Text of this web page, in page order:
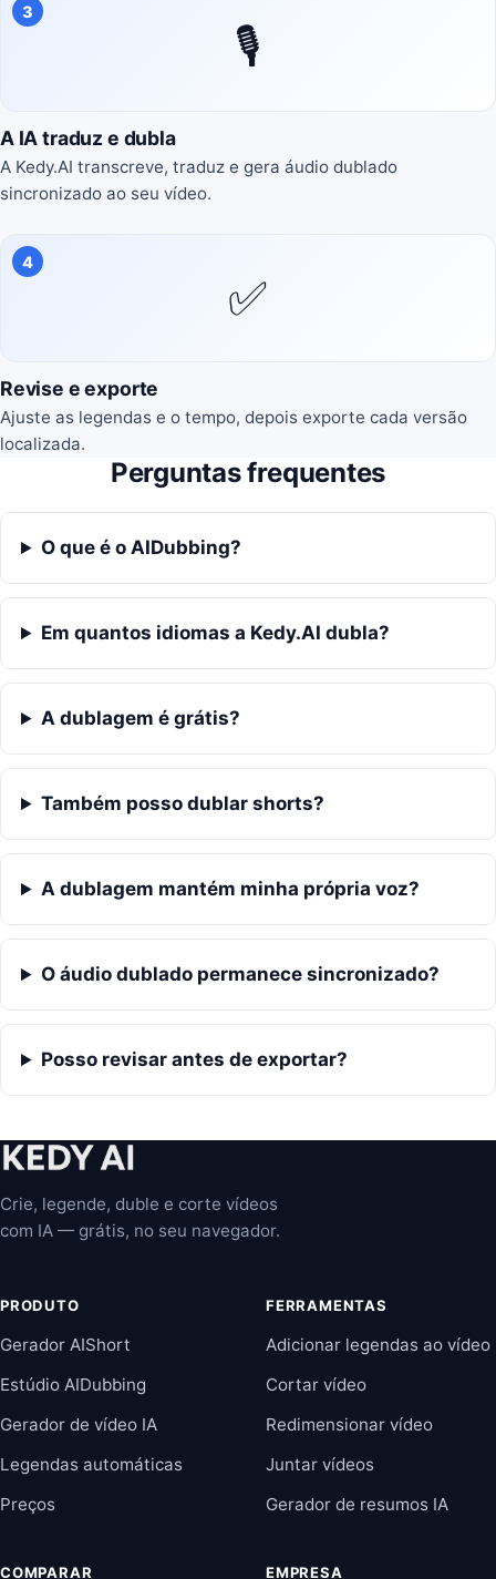
🎙️
3
A IA traduz e dubla
A Kedy.AI transcreve, traduz e gera áudio dublado
sincronizado ao seu vídeo.
✅
4
Revise e exporte
Ajuste as legendas e o tempo, depois exporte cada versão
localizada.
Perguntas frequentes
O que é o AIDubbing?
Em quantos idiomas a Kedy.AI dubla?
A dublagem é grátis?
Também posso dublar shorts?
A dublagem mantém minha própria voz?
O áudio dublado permanece sincronizado?
Posso revisar antes de exportar?
Crie, legende, duble e corte vídeos
com IA — grátis, no seu navegador.
PRODUTO
Gerador AIShort
Estúdio AIDubbing
Gerador de vídeo IA
Legendas automáticas
Preços
FERRAMENTAS
Adicionar legendas ao vídeo
Cortar vídeo
Redimensionar vídeo
Juntar vídeos
Gerador de resumos IA
COMPARAR EMPRESA